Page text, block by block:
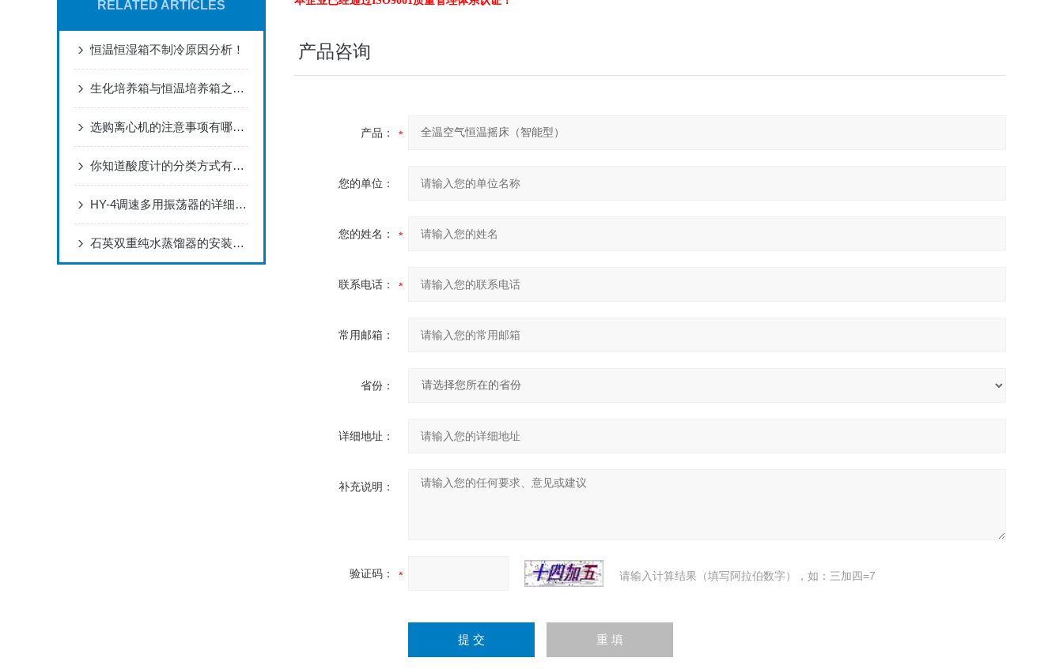
RELATED ARTICLES
恒温恒湿箱不制冷原因分析！
生化培养箱与恒温培养箱之间的区别看完本篇就明白了
选购离心机的注意事项有哪些呢
你知道酸度计的分类方式有哪些么
HY-4调速多用振荡器的详细参数
石英双重纯水蒸馏器的安装与维护
产品咨询
产品：
您的单位：
您的姓名：
联系电话：
常用邮箱：
省份：
详细地址：
补充说明：
验证码： 请输入计算结果（填写阿拉伯数字），如：三加四=7